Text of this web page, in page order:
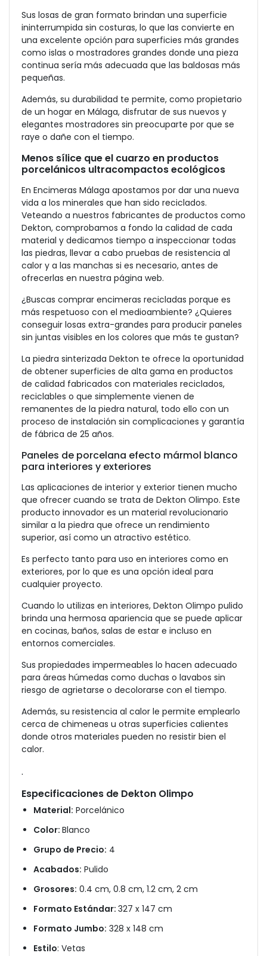
Sus losas de gran formato brindan una superficie
ininterrumpida sin costuras, lo que las convierte en
una excelente opción para superficies más grandes
como islas o mostradores grandes donde una pieza
continua sería más adecuada que las baldosas más
pequeñas.
Además, su durabilidad te permite, como propietario
de un hogar en Málaga, disfrutar de sus nuevos y
elegantes mostradores sin preocuparte por que se
raye o dañe con el tiempo.
Menos sílice que el cuarzo en productos
porcelánicos ultracompactos ecológicos
En Encimeras Málaga apostamos por dar una nueva
vida a los minerales que han sido reciclados.
Veteando a nuestros fabricantes de productos como
Dekton, comprobamos a fondo la calidad de cada
material y dedicamos tiempo a inspeccionar todas
las piedras, llevar a cabo pruebas de resistencia al
calor y a las manchas si es necesario, antes de
ofrecerlas en nuestra página web.
¿Buscas comprar encimeras recicladas porque es
más respetuoso con el medioambiente? ¿Quieres
conseguir losas extra-grandes para producir paneles
sin juntas visibles en los colores que más te gustan?
La piedra sinterizada Dekton te ofrece la oportunidad
de obtener superficies de alta gama en productos
de calidad fabricados con materiales reciclados,
reciclables o que simplemente vienen de
remanentes de la piedra natural, todo ello con un
proceso de instalación sin complicaciones y garantía
de fábrica de 25 años.
Paneles de porcelana efecto mármol blanco
para interiores y exteriores
Las aplicaciones de interior y exterior tienen mucho
que ofrecer cuando se trata de Dekton Olimpo. Este
producto innovador es un material revolucionario
similar a la piedra que ofrece un rendimiento
superior, así como un atractivo estético.
Es perfecto tanto para uso en interiores como en
exteriores, por lo que es una opción ideal para
cualquier proyecto.
Cuando lo utilizas en interiores, Dekton Olimpo pulido
brinda una hermosa apariencia que se puede aplicar
en cocinas, baños, salas de estar e incluso en
entornos comerciales.
Sus propiedades impermeables lo hacen adecuado
para áreas húmedas como duchas o lavabos sin
riesgo de agrietarse o decolorarse con el tiempo.
Además, su resistencia al calor le permite emplearlo
cerca de chimeneas u otras superficies calientes
donde otros materiales pueden no resistir bien el
calor.
.
Especificaciones de Dekton Olimpo
Material: Porcelánico
Color: Blanco
Grupo de Precio: 4
Acabados: Pulido
Grosores: 0.4 cm, 0.8 cm, 1.2 cm, 2 cm
Formato Estándar: 327 x 147 cm
Formato Jumbo: 328 x 148 cm
Estilo: Vetas